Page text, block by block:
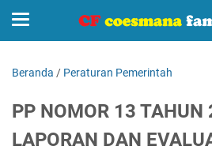
Beranda / Peraturan Pemerintah
PP NOMOR 13 TAHUN
LAPORAN DAN